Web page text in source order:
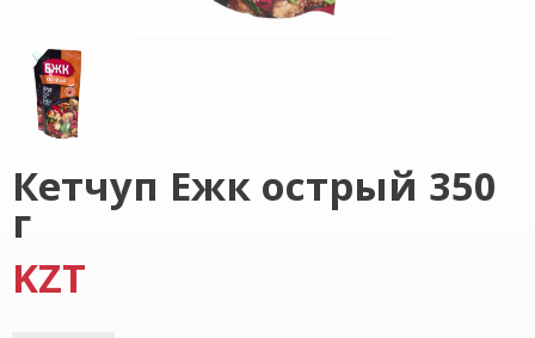
Кетчуп Ежк острый 350
г
KZT